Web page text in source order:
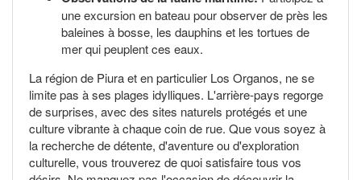
une excursion en bateau pour observer de près les
baleines à bosse, les dauphins et les tortues de
mer qui peuplent ces eaux.
La région de Piura et en particulier Los Organos, ne se
limite pas à ses plages idylliques. L'arrière-pays regorge
de surprises, avec des sites naturels protégés et une
culture vibrante à chaque coin de rue. Que vous soyez à
la recherche de détente, d'aventure ou d'exploration
culturelle, vous trouverez de quoi satisfaire tous vos